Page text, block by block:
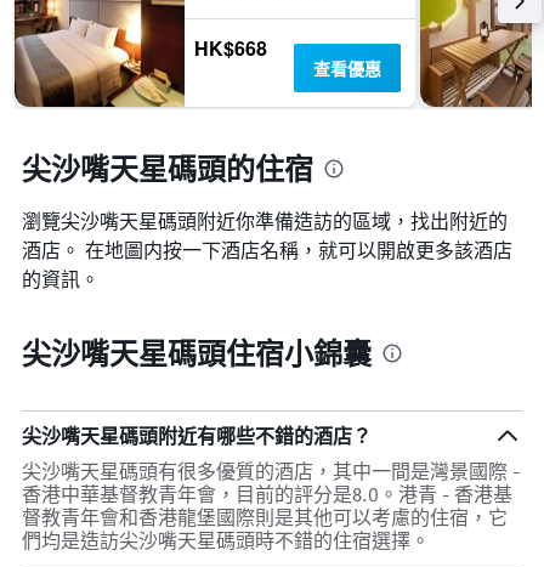
HK$668
查看優惠
尖沙嘴天星碼頭的住宿
瀏覽尖沙嘴天星碼頭​附近你準備造訪的區域，找出附近的
酒店。 在地圖内按一下酒店名稱，就可以開啟更多該酒店
的資訊。
尖沙嘴天星碼頭住宿小錦囊
尖沙嘴天星碼頭附近有哪些不錯的酒店？
尖沙嘴天星碼頭有很多優質的酒店，其中一間是灣景國際 -
香港中華基督教青年會，目前的評分是8.0。港青 - 香港基
督教青年會和香港龍堡國際則是其他可以考慮的住宿，它
們均是造訪尖沙嘴天星碼頭時不錯的住宿選擇。